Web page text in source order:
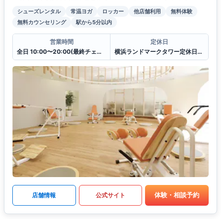
シューズレンタル 常温ヨガ ロッカー 他店舗利用
無料体験
無料カウンセリング
駅から5分以内
営業時間
全日 10:00〜20:00(最終チェックイン19:30)
定休日
横浜ランドマークタワー定休日に準ずる
店舗情報 公式サイト 体験・相談予約